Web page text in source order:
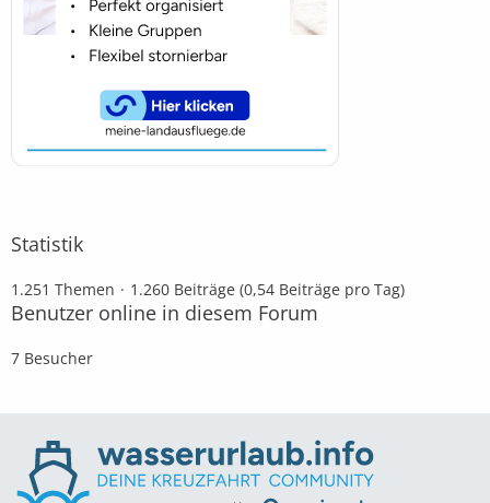
Statistik
1.251 Themen 1.260 Beiträge (0,54 Beiträge pro Tag)
Benutzer online in diesem Forum
7 Besucher